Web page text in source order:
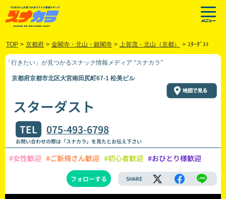
TOP > 京都府 > 金閣寺・北山・銀閣寺 > 上賀茂・北山（京都） > ｽﾀｰﾀﾞｽﾄ
「行きたい」が見つかるスナック情報メディア “スナカラ”
京都府京都市北区大宮南田尻町67-1 松美ビル
スターダスト
TEL 075-493-6798
お問い合わせの際は「スナカラ」を見たとお伝え下さい
#女性歓迎 #ご新規さん歓迎 #初心者歓迎 #おひとり様歓迎
フォローする SHARE